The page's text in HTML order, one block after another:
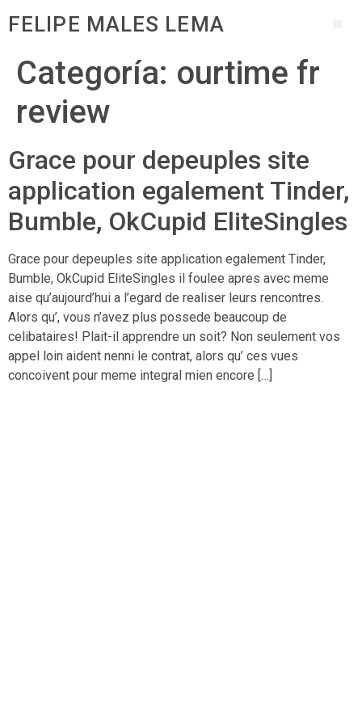
FELIPE MALES LEMA
Categoría: ourtime fr
review
Grace pour depeuples site
application egalement Tinder,
Bumble, OkCupid EliteSingles
Grace pour depeuples site application egalement Tinder,
Bumble, OkCupid EliteSingles il foulee apres avec meme
aise qu’aujourd’hui a l’egard de realiser leurs rencontres.
Alors qu’, vous n’avez plus possede beaucoup de
celibataires! Plait-il apprendre un soit? Non seulement vos
appel loin aident nenni le contrat, alors qu’ ces vues
concoivent pour meme integral mien encore […]